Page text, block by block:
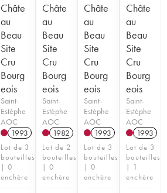
Châte
au
Beau
Site
Cru
Bourg
eois
Saint-
Estèphe
AOC
1993
Lot de 3
bouteilles
| 0
enchère
Châte
au
Beau
Site
Cru
Bourg
eois
Saint-
Estèphe
AOC
1982
Lot de 2
bouteilles
| 0
enchère
Châte
au
Beau
Site
Cru
Bourg
eois
Saint-
Estèphe
AOC
1993
Lot de 3
bouteilles
| 0
enchère
Châte
au
Beau
Site
Cru
Bourg
eois
Saint-
Estèphe
AOC
1993
Lot de 3
bouteilles
| 1
enchère